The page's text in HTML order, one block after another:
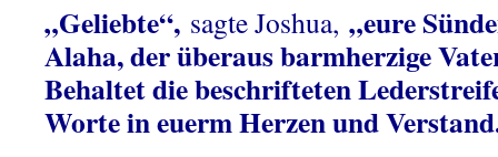
„Geliebte“, sagte Joshua, „eure
Alaha, der überaus barmherzige
Behaltet die beschrifteten
Worte in euerm Herzen und